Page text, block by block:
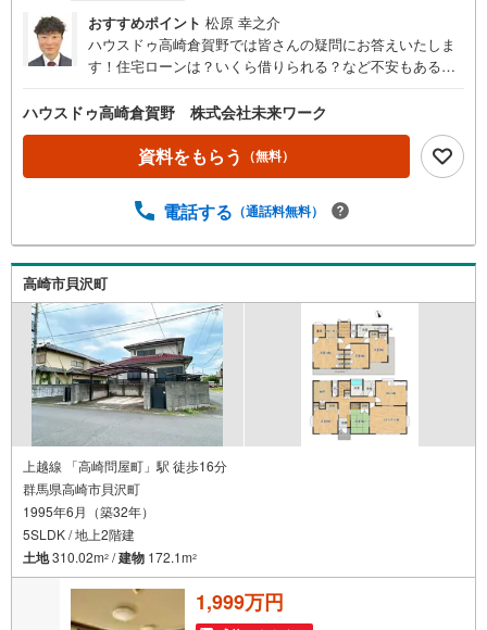
おすすめポイント 松原 幸之介
ハウスドゥ高崎倉賀野では皆さんの疑問にお答えいたしま
す！住宅ローンは？いくら借りられる？など不安もあると
ハウスドゥ高崎倉賀野 株式会社未来ワーク
資料をもらう （無料）
電話する （通話料無料）
高崎市貝沢町
上越線 「高崎問屋町」駅 徒歩16分
群馬県高崎市貝沢町
1995年6月（築32年）
5SLDK / 地上2階建
土地310.02m2 /建物 172.1m2
1,999万円